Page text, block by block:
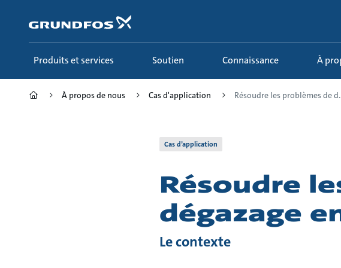
principal
Produits et services Soutien Connaissance À
À propos de nous Cas d'application Résoudre les problèmes de
Cas d’application
Résoudre
dégazage
Le contexte